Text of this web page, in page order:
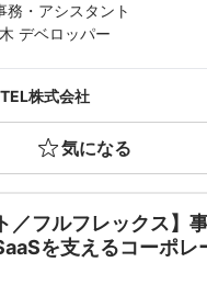
務・アシスタント
デベロッパー
株式会社
気になる
／フルフレックス】
を支えるコーポレ
中！